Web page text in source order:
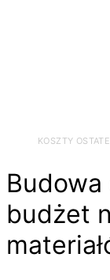
KOSZTY
budżet